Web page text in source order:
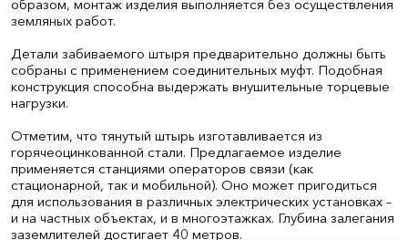
образом, монтаж изделия выполняется без осуществления
земляных работ.
Детали забиваемого штыря предварительно должны быть
собраны с применением соединительных муфт. Подобная
конструкция способна выдержать внушительные торцевые
нагрузки.
Отметим, что тянутый штырь изготавливается из
горячеоцинкованной стали. Предлагаемое изделие
применяется станциями операторов связи (как
стационарной, так и мобильной). Оно может пригодиться
для использования в различных электрических установках –
и на частных объектах, и в многоэтажках. Глубина залегания
заземлителей достигает 40 метров.